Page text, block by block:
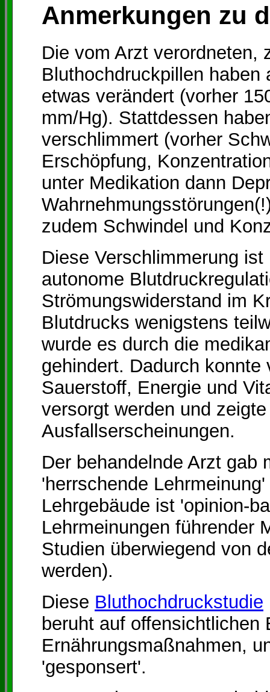
Anmerkungen zu
Die vom Arzt verordneten,
Bluthochdruckpillen
etwas verändert (vorher
mm/Hg). Stattdessen
verschlimmert (vorher
Erschöpfung,
unter Medikation dann
zudem Schwindel und
Diese Verschlimmerung
autonome
Strömungswiderstand im
Blutdrucks wenigstens
wurde es durch die
gehindert. Dadurch
Sauerstoff, Energie und
versorgt werden und
Ausfallserscheinungen.
Der behandelnde Arzt gab
'herrschende
Lehrgebäude ist 'opinion-
Lehrmeinungen führender
Studien überwiegend von
werden).
Diese Bluthochdruckstudie
beruht auf offensichtlichen
Ernährungsmaßnahmen,
'gesponsert'.